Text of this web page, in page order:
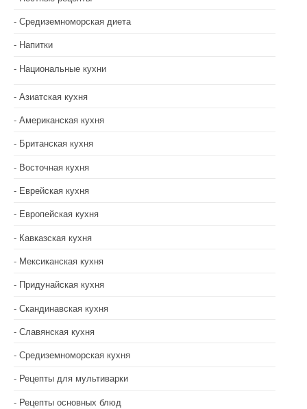
Средиземноморская диета
Напитки
Национальные кухни
Азиатская кухня
Американская кухня
Британская кухня
Восточная кухня
Еврейская кухня
Европейская кухня
Кавказская кухня
Мексиканская кухня
Придунайская кухня
Скандинавская кухня
Славянская кухня
Средиземноморская кухня
Рецепты для мультиварки
Рецепты основных блюд